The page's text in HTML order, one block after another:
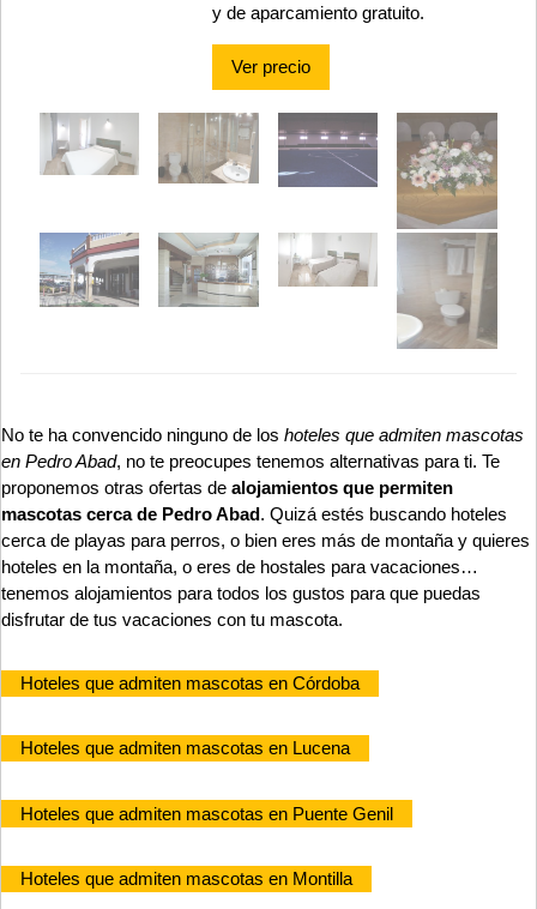
y de aparcamiento gratuito.
Ver precio
No te ha convencido ninguno de los hoteles que admiten mascotas
en Pedro Abad, no te preocupes tenemos alternativas para ti. Te
proponemos otras ofertas de alojamientos que permiten
mascotas cerca de Pedro Abad. Quizá estés buscando hoteles
cerca de playas para perros, o bien eres más de montaña y quieres
hoteles en la montaña, o eres de hostales para vacaciones…
tenemos alojamientos para todos los gustos para que puedas
disfrutar de tus vacaciones con tu mascota.
Hoteles que admiten mascotas en Córdoba
Hoteles que admiten mascotas en Lucena
Hoteles que admiten mascotas en Puente Genil
Hoteles que admiten mascotas en Montilla